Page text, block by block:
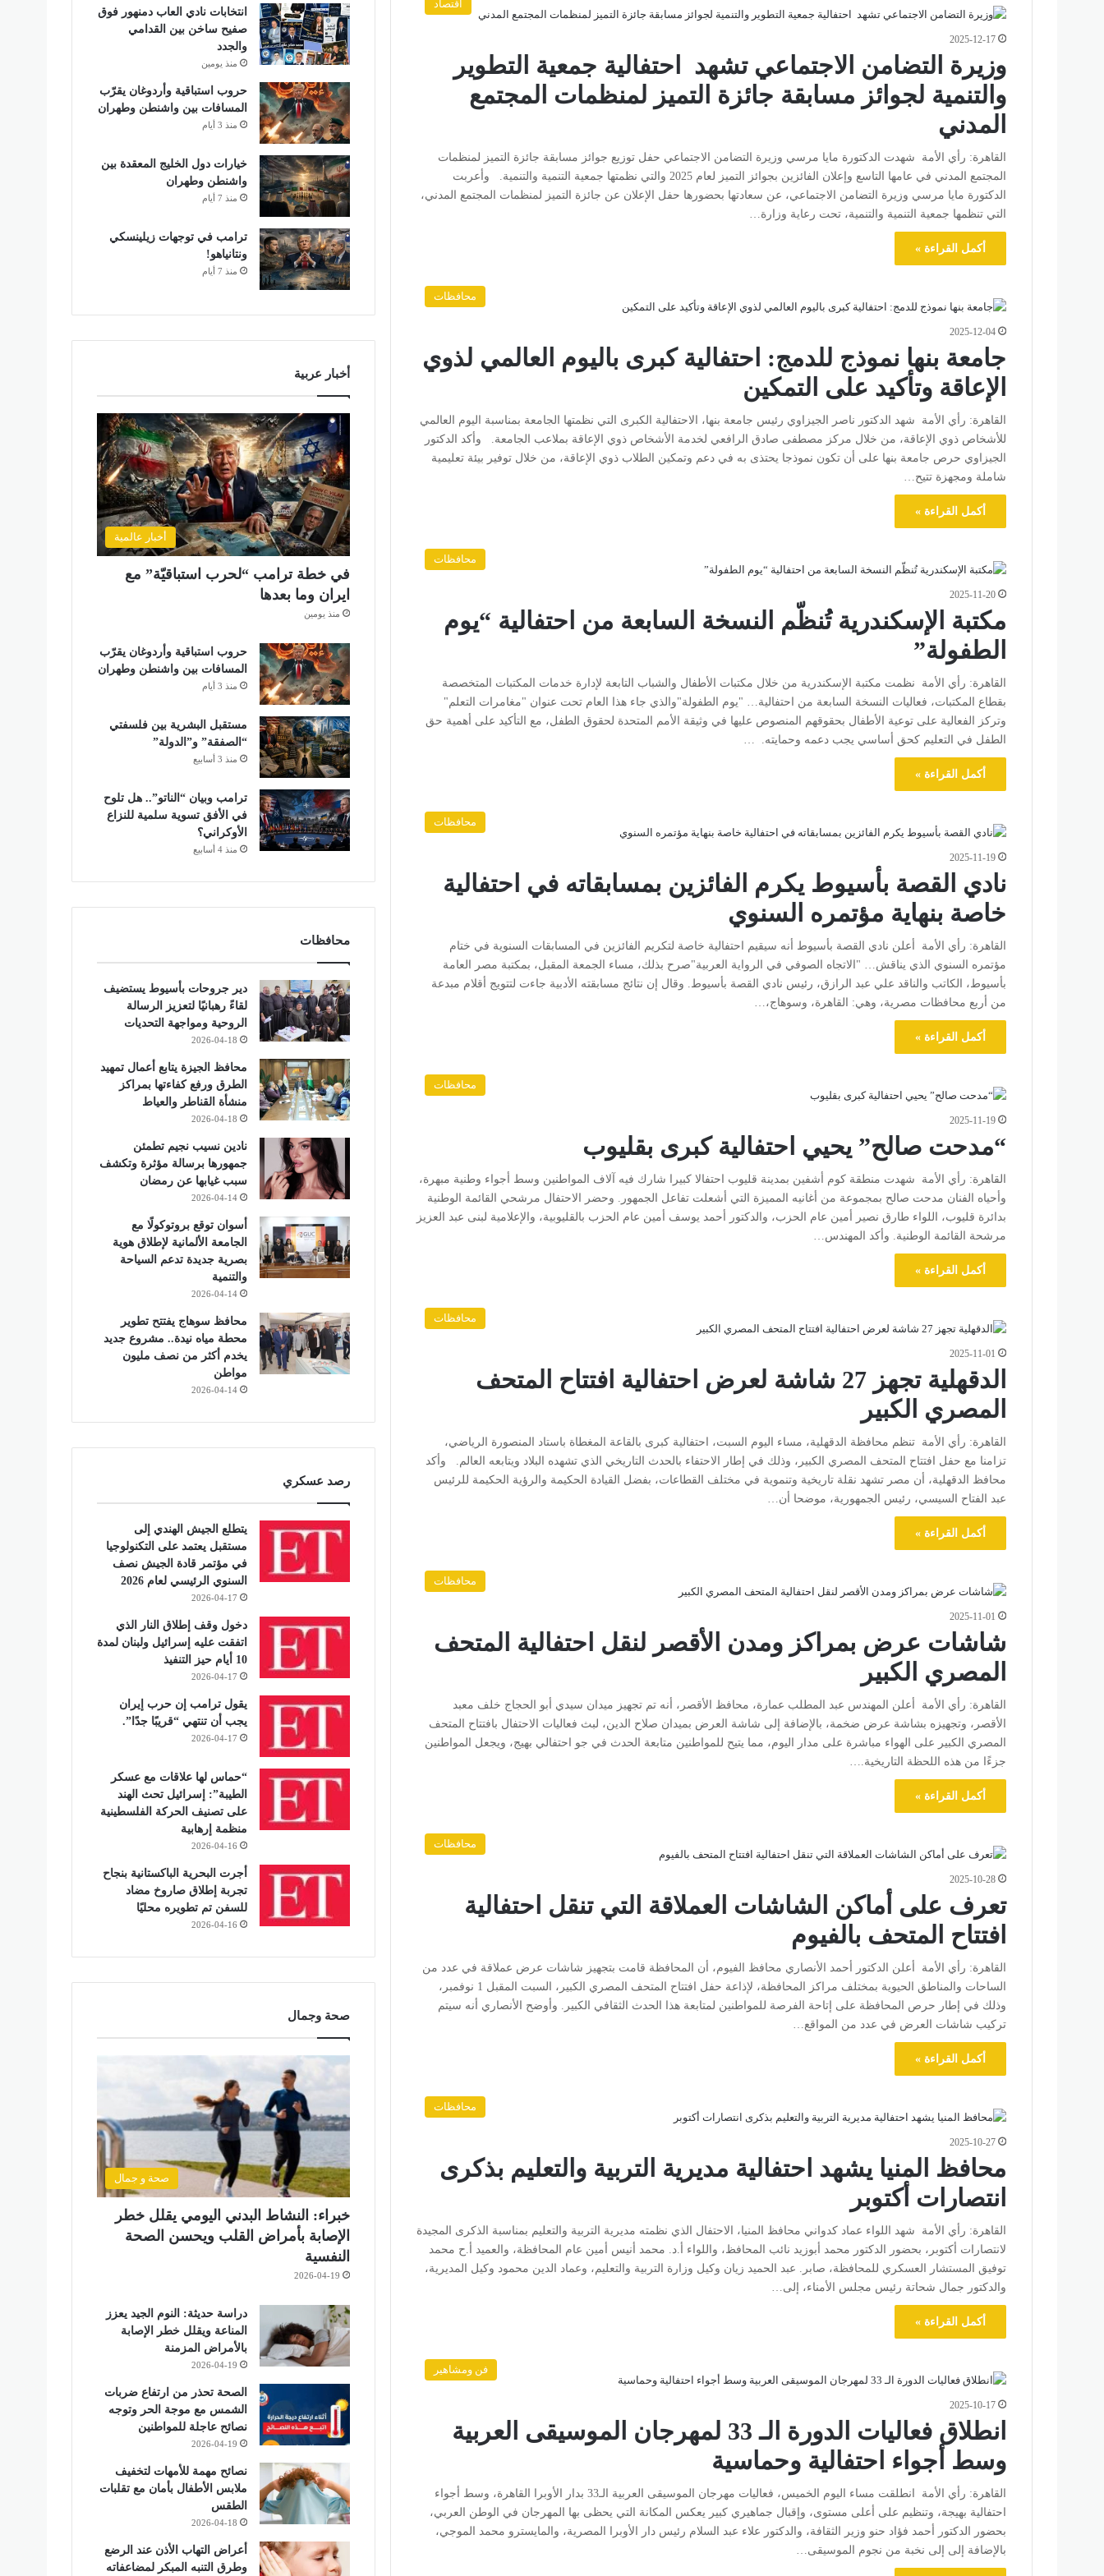
اقتصاد
2025-12-17
وزيرة التضامن الاجتماعي تشهد احتفالية جمعية التطوير
والتنمية لجوائز مسابقة جائزة التميز لمنظمات المجتمع
المدني
القاهرة: رأي الأمة شهدت الدكتورة مايا مرسي وزيرة التضامن الاجتماعي حفل توزيع جوائز مسابقة جائزة التميز لمنظمات
المجتمع المدني في عامها التاسع وإعلان الفائزين بجوائز التميز لعام 2025 والتي نظمتها جمعية التنمية والتنمية. وأعربت
الدكتورة مايا مرسي وزيرة التضامن الاجتماعي، عن سعادتها بحضورها حفل الإعلان عن جائزة التميز لمنظمات المجتمع المدني،
التي تنظمها جمعية التنمية والتنمية، تحت رعاية وزارة…
أكمل القراءة »
محافظات
2025-12-04
جامعة بنها نموذج للدمج: احتفالية كبرى باليوم العالمي لذوي
الإعاقة وتأكيد على التمكين
القاهرة: رأي الأمة شهد الدكتور ناصر الجيزاوي رئيس جامعة بنها، الاحتفالية الكبرى التي نظمتها الجامعة بمناسبة اليوم العالمي
للأشخاص ذوي الإعاقة، من خلال مركز مصطفى صادق الرافعي لخدمة الأشخاص ذوي الإعاقة بملاعب الجامعة. وأكد الدكتور
الجيزاوي حرص جامعة بنها على أن تكون نموذجا يحتذى به في دعم وتمكين الطلاب ذوي الإعاقة، من خلال توفير بيئة تعليمية
شاملة ومجهزة تتيح…
أكمل القراءة »
محافظات
2025-11-20
مكتبة الإسكندرية تُنظّم النسخة السابعة من احتفالية “يوم
الطفولة”
القاهرة: رأي الأمة نظمت مكتبة الإسكندرية من خلال مكتبات الأطفال والشباب التابعة لإدارة خدمات المكتبات المتخصصة
بقطاع المكتبات، فعاليات النسخة السابعة من احتفالية… "يوم الطفولة"والذي جاء هذا العام تحت عنوان "مغامرات التعلم"
وتركز الفعالية على توعية الأطفال بحقوقهم المنصوص عليها في وثيقة الأمم المتحدة لحقوق الطفل، مع التأكيد على أهمية حق
الطفل في التعليم كحق أساسي يجب دعمه وحمايته. …
أكمل القراءة »
محافظات
2025-11-19
نادي القصة بأسيوط يكرم الفائزين بمسابقاته في احتفالية
خاصة بنهاية مؤتمره السنوي
القاهرة: رأي الأمة أعلن نادي القصة بأسيوط أنه سيقيم احتفالية خاصة لتكريم الفائزين في المسابقات السنوية في ختام
مؤتمره السنوي الذي يناقش… "الاتجاه الصوفي في الرواية العربية"صرح بذلك، مساء الجمعة المقبل، بمكتبة مصر العامة
بأسيوط، الكاتب والناقد علي عبد الرازق، رئيس نادي القصة بأسيوط. وقال إن نتائج مسابقته الأدبية جاءت لتتويج أقلام مبدعة
من أربع محافظات مصرية، وهي: القاهرة، وسوهاج،…
أكمل القراءة »
محافظات
2025-11-19
“مدحت صالح” يحيي احتفالية كبرى بقليوب
القاهرة: رأي الأمة شهدت منطقة كوم أشفين بمدينة قليوب احتفالا كبيرا شارك فيه آلاف المواطنين وسط أجواء وطنية مبهرة،
وأحياه الفنان مدحت صالح بمجموعة من أغانيه المميزة التي أشعلت تفاعل الجمهور. وحضر الاحتفال مرشحي القائمة الوطنية
بدائرة قليوب، اللواء طارق نصير أمين عام الحزب، والدكتور أحمد يوسف أمين عام الحزب بالقليوبية، والإعلامية لبنى عبد العزيز
مرشحة القائمة الوطنية. وأكد المهندس…
أكمل القراءة »
محافظات
2025-11-01
الدقهلية تجهز 27 شاشة لعرض احتفالية افتتاح المتحف
المصري الكبير
القاهرة: رأي الأمة تنظم محافظة الدقهلية، مساء اليوم السبت، احتفالية كبرى بالقاعة المغطاة باستاد المنصورة الرياضي،
تزامنا مع حفل افتتاح المتحف المصري الكبير، وذلك في إطار الاحتفاء بالحدث التاريخي الذي تشهده البلاد ويتابعه العالم. وأكد
محافظ الدقهلية، أن مصر تشهد نقلة تاريخية وتنموية في مختلف القطاعات، بفضل القيادة الحكيمة والرؤية الحكيمة للرئيس
عبد الفتاح السيسي، رئيس الجمهورية، موضحا أن…
أكمل القراءة »
محافظات
2025-11-01
شاشات عرض بمراكز ومدن الأقصر لنقل احتفالية المتحف
المصري الكبير
القاهرة: رأي الأمة أعلن المهندس عبد المطلب عمارة، محافظ الأقصر، أنه تم تجهيز ميدان سيدي أبو الحجاج خلف معبد
الأقصر، وتجهيزه بشاشة عرض ضخمة، بالإضافة إلى شاشة العرض بميدان صلاح الدين، لبث فعاليات الاحتفال بافتتاح المتحف
المصري الكبير على الهواء مباشرة على مدار اليوم، مما يتيح للمواطنين متابعة الحدث في جو احتفالي بهيج، ويجعل المواطنين
جزءًا من هذه اللحظة التاريخية.…
أكمل القراءة »
محافظات
2025-10-28
تعرف على أماكن الشاشات العملاقة التي تنقل احتفالية
افتتاح المتحف بالفيوم
القاهرة: رأي الأمة أعلن الدكتور أحمد الأنصاري محافظ الفيوم، أن المحافظة قامت بتجهيز شاشات عرض عملاقة في عدد من
الساحات والمناطق الحيوية بمختلف مراكز المحافظة، لإذاعة حفل افتتاح المتحف المصري الكبير، السبت المقبل 1 نوفمبر،
وذلك في إطار حرص المحافظة على إتاحة الفرصة للمواطنين لمتابعة هذا الحدث الثقافي الكبير. وأوضح الأنصاري أنه سيتم
تركيب شاشات العرض في عدد من المواقع…
أكمل القراءة »
محافظات
2025-10-27
محافظ المنيا يشهد احتفالية مديرية التربية والتعليم بذكرى
انتصارات أكتوبر
القاهرة: رأي الأمة شهد اللواء عماد كدواني محافظ المنيا، الاحتفال الذي نظمته مديرية التربية والتعليم بمناسبة الذكرى المجيدة
لانتصارات أكتوبر، بحضور الدكتور محمد أبوزيد نائب المحافظ، واللواء أ.د. محمد أنيس أمين عام المحافظة، والعميد أ.ح محمد
توفيق المستشار العسكري للمحافظة، صابر. عبد الحميد زيان وكيل وزارة التربية والتعليم، وعماد الدين محمود وكيل المديرية،
والدكتور جمال شحاتة رئيس مجلس الأمناء، إلى…
أكمل القراءة »
فن ومشاهير
2025-10-17
انطلاق فعاليات الدورة الـ 33 لمهرجان الموسيقى العربية
وسط أجواء احتفالية وحماسية
القاهرة: رأي الأمة انطلقت مساء اليوم الخميس، فعاليات مهرجان الموسيقى العربية الـ33 بدار الأوبرا القاهرة، وسط أجواء
احتفالية بهيجة، وتنظيم على أعلى مستوى، وإقبال جماهيري كبير يعكس المكانة التي يحظى بها المهرجان في الوطن العربي،
بحضور الدكتور أحمد فؤاد حنو وزير الثقافة، والدكتور علاء عبد السلام رئيس دار الأوبرا المصرية، والمايسترو محمد الموجي،
بالإضافة إلى إلى نخبة من نجوم الموسيقى…
انتخابات نادي العاب دمنهور فوق
صفيح ساخن بين القدامي
والجدد
منذ يومين
حروب استباقية وأردوغان يقرّب
المسافات بين واشنطن وطهران
منذ 3 أيام
خيارات دول الخليج المعقدة بين
واشنطن وطهران
منذ 7 أيام
ترامب في توجهات زيلينسكي
ونتانياهو!
منذ 7 أيام
أخبار عربية
أخبار عالمية
في خطة ترامب “لحرب استباقيّة” مع
ايران وما بعدها
منذ يومين
حروب استباقية وأردوغان يقرّب
المسافات بين واشنطن وطهران
منذ 3 أيام
مستقبل البشرية بين فلسفتي
“الصفقة” و”الدولة”
منذ 3 أسابيع
ترامب وبيان “الناتو”.. هل تلوح
في الأفق تسوية سلمية للنزاع
الأوكراني؟
منذ 4 أسابيع
محافظات
دير جروحات بأسيوط يستضيف
لقاءً رهبانيًا لتعزيز الرسالة
الروحية ومواجهة التحديات
2026-04-18
محافظ الجيزة يتابع أعمال تمهيد
الطرق ورفع كفاءتها بمراكز
منشأة القناطر والعياط
2026-04-18
نادين نسيب نجيم تطمئن
جمهورها برسالة مؤثرة وتكشف
سبب غيابها عن رمضان
2026-04-14
أسوان توقع بروتوكولًا مع
الجامعة الألمانية لإطلاق هوية
بصرية جديدة تدعم السياحة
والتنمية
2026-04-14
محافظ سوهاج يفتتح تطوير
محطة مياه نيدة.. مشروع جديد
يخدم أكثر من نصف مليون
مواطن
2026-04-14
رصد عسكري
يتطلع الجيش الهندي إلى
مستقبل يعتمد على التكنولوجيا
في مؤتمر قادة الجيش نصف
السنوي الرئيسي لعام 2026
2026-04-17
دخول وقف إطلاق النار الذي
اتفقت عليه إسرائيل ولبنان لمدة
10 أيام حيز التنفيذ
2026-04-17
يقول ترامب إن حرب إيران
يجب أن تنتهي “قريبًا جدًا”.
2026-04-17
“حماس لها علاقات مع عسكر
الطيبة”: إسرائيل تحث الهند
على تصنيف الحركة الفلسطينية
منظمة إرهابية
2026-04-16
أجرت البحرية الباكستانية بنجاح
تجربة إطلاق صاروخ مضاد
للسفن تم تطويره محليًا
2026-04-16
صحة وجمال
صحة و جمال
خبراء: النشاط البدني اليومي يقلل خطر
الإصابة بأمراض القلب ويحسن الصحة
النفسية
2026-04-19
دراسة حديثة: النوم الجيد يعزز
المناعة ويقلل خطر الإصابة
بالأمراض المزمنة
2026-04-19
الصحة تحذر من ارتفاع ضربات
الشمس مع موجة الحر وتوجه
نصائح عاجلة للمواطنين
2026-04-19
نصائح مهمة للأمهات لتخفيف
ملابس الأطفال بأمان مع تقلبات
الطقس
2026-04-18
أعراض التهاب الأذن عند الرضع
وطرق التنبه المبكر لمضاعفاته